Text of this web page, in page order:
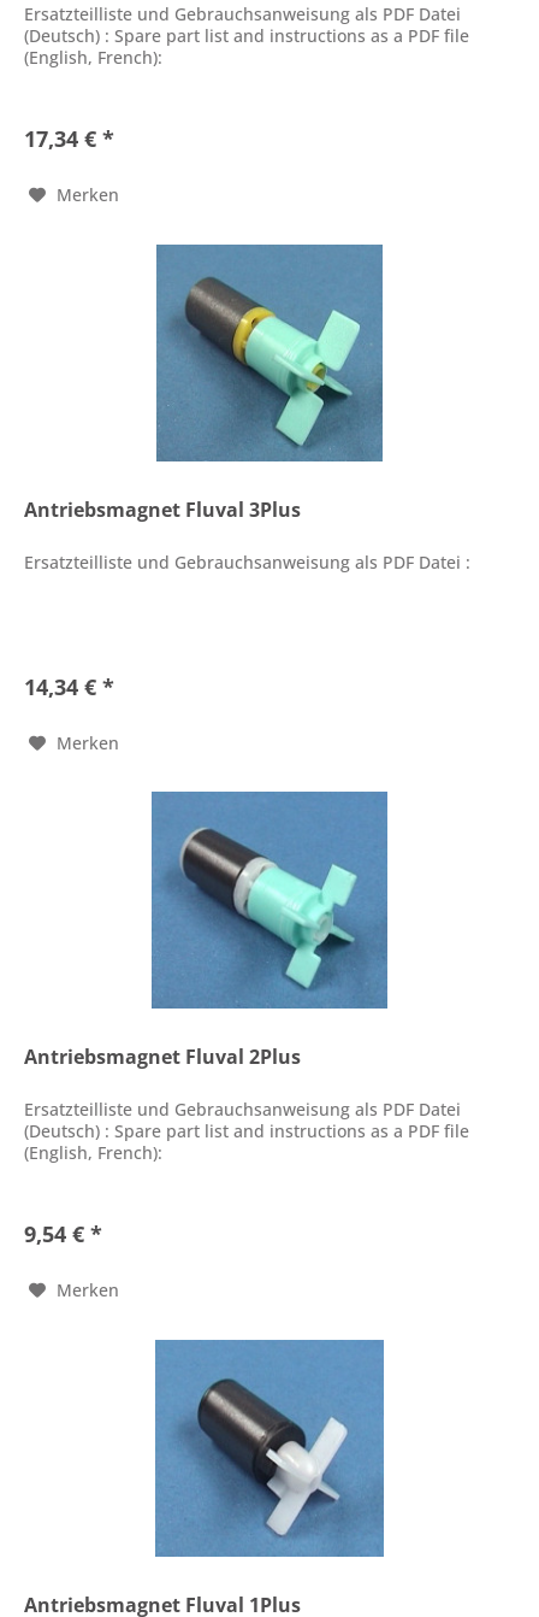
Ersatzteilliste und Gebrauchsanweisung als PDF Datei
(Deutsch) : Spare part list and instructions as a PDF file
(English, French):
17,34 € *
Merken
Antriebsmagnet Fluval 3Plus
Ersatzteilliste und Gebrauchsanweisung als PDF Datei :
14,34 € *
Merken
Antriebsmagnet Fluval 2Plus
Ersatzteilliste und Gebrauchsanweisung als PDF Datei
(Deutsch) : Spare part list and instructions as a PDF file
(English, French):
9,54 € *
Merken
Antriebsmagnet Fluval 1Plus